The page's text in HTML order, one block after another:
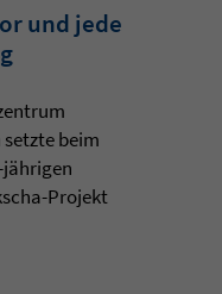
und jede
beim
jährigen
Projekt